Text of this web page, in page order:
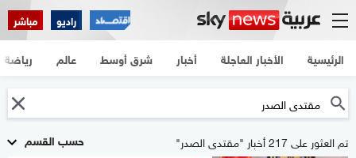
راديو مباشر
الرئيسية الأخبار العاجلة أخبار شرق أوسط عالم رياضة
حسب القسم تم العثور على 217 أخبار "مقتدى الصدر"